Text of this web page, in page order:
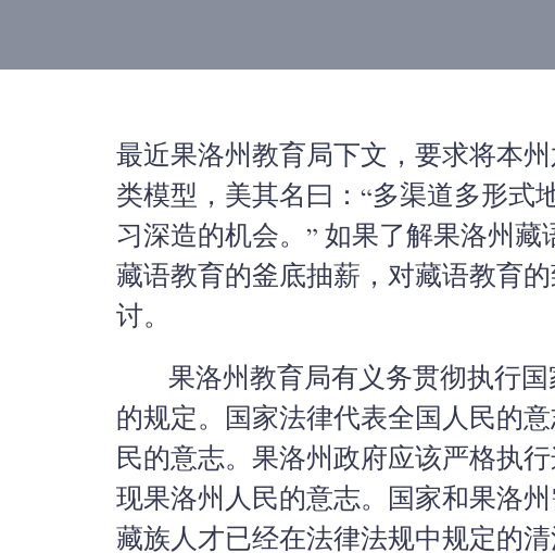
最近果洛州教育局下文，要求将本
类模型，美其名曰：“多渠道多形式
习深造的机会。” 如果了解果洛州
藏语教育的釜底抽薪，对藏语教育
讨。
果洛州教育局有义务贯彻执行国
的规定。国家法律代表全国人民的
民的意志。果洛州政府应该严格执
现果洛州人民的意志。国家和果洛
藏族人才已经在法律法规中规定的